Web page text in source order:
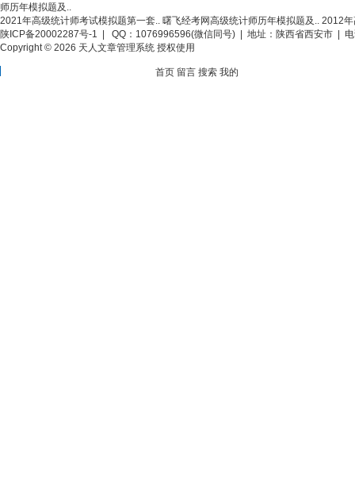
师历年模拟题及..
2021年高级统计师考试模拟题第一套.. 曙飞经考网高级统计师历年模拟题及.. 2012年
陕ICP备20002287号-1 | QQ：1076996596(微信同号) | 地址：陕西省西安市 |
Copyright © 2026 天人文章管理系统 授权使用
首页 留言 搜索 我的